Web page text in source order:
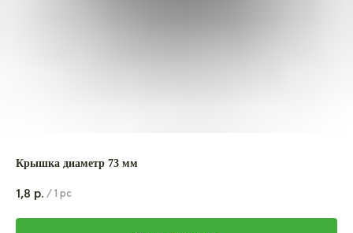
Крышка диаметр 73 мм
1,8 р. / 1 pc